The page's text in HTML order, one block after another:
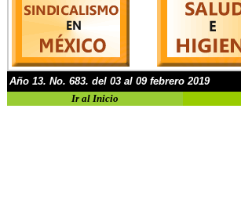
Año 13. No. 683. del 03 al 09 febrero 2019
Ir al Inicio